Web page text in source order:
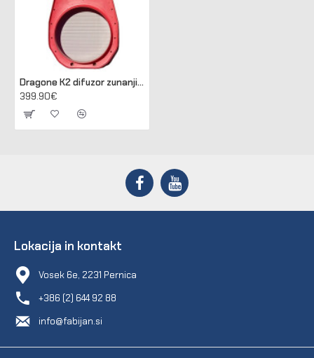
Dragone K2 difuzor zunanji 700 enojni/notranji 700 dvojni ventilator
399.90€
Lokacija in kontakt
Vosek 6e, 2231 Pernica
+386 (2) 644 92 88
info@fabijan.si